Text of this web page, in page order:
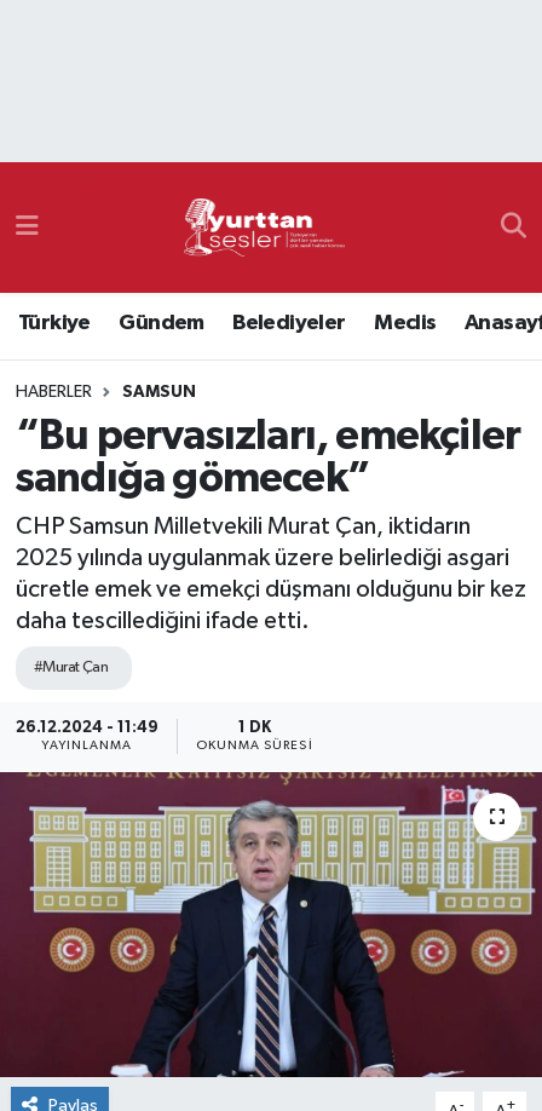
Türkiye Gündem Belediyeler Meclis
HABERLER SAMSUN
“Bu pervasızları, emekçiler
sandığa gömecek”
CHP Samsun Milletvekili Murat Çan, iktidarın
2025 yılında uygulanmak üzere belirlediği asgari
ücretle emek ve emekçi düşmanı olduğunu bir kez
daha tescillediğini ifade etti.
#Murat Çan
26.12.2024 - 11:49
YAYINLANMA
1 DK
OKUNMA SÜRESI
Paylaş - +
Namaz Vakitleri
Süper Lig Puan Durumu ve Fikstür
Tüm Manşetler
Son Dakika Haberleri
Haber Arşivi